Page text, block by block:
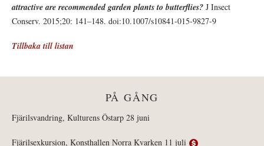
attractive are recommended garden plants to butterflies? J Insect
Conserv. 2015;20: 141–148. doi:10.1007/s10841-015-9827-9
Tillbaka till listan
PÅ GÅNG
Fjärilsvandring, Kulturens Östarp 28 juni
Fjärilsexkursion, Konsthallen Norra Kvarken 11 juli